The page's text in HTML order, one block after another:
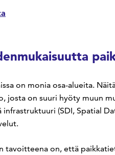
on monia osa-alueita.
josta on suuri hyöty muun
(SDI, Spatial
tavoitteena on, että